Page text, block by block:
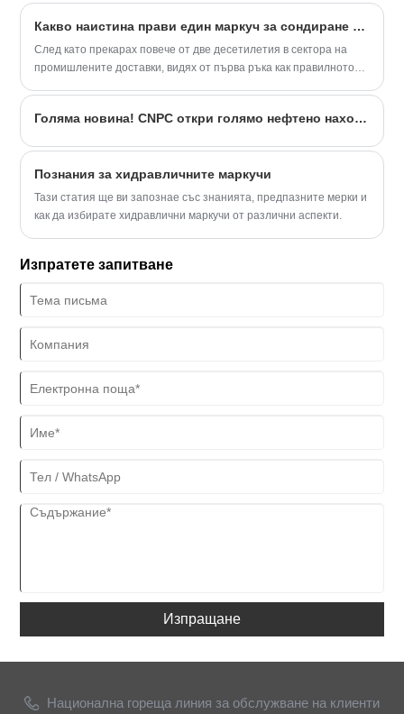
2022 г. е около 35 милиарда щатски долара. нарастващата цена
на суровия петрол може да се отдаде на разширяването на
пазара.
Какво наистина прави един маркуч за сондиране на нефт първокласен
След като прекарах повече от две десетилетия в сектора на
промишлените доставки, видях от първа ръка как правилното
критичната си стойност, е маркучът за сондиране на нефт. Това
Голяма новина! CNPC откри голямо нефтено находище с капацитет от 100 милиона тона
Познания за хидравличните маркучи
Тази статия ще ви запознае със знанията, предпазните мерки и
как да избирате хидравлични маркучи от различни аспекти.
Изпратете запитване
Изпращане
Национална гореща линия за обслужване на клиенти